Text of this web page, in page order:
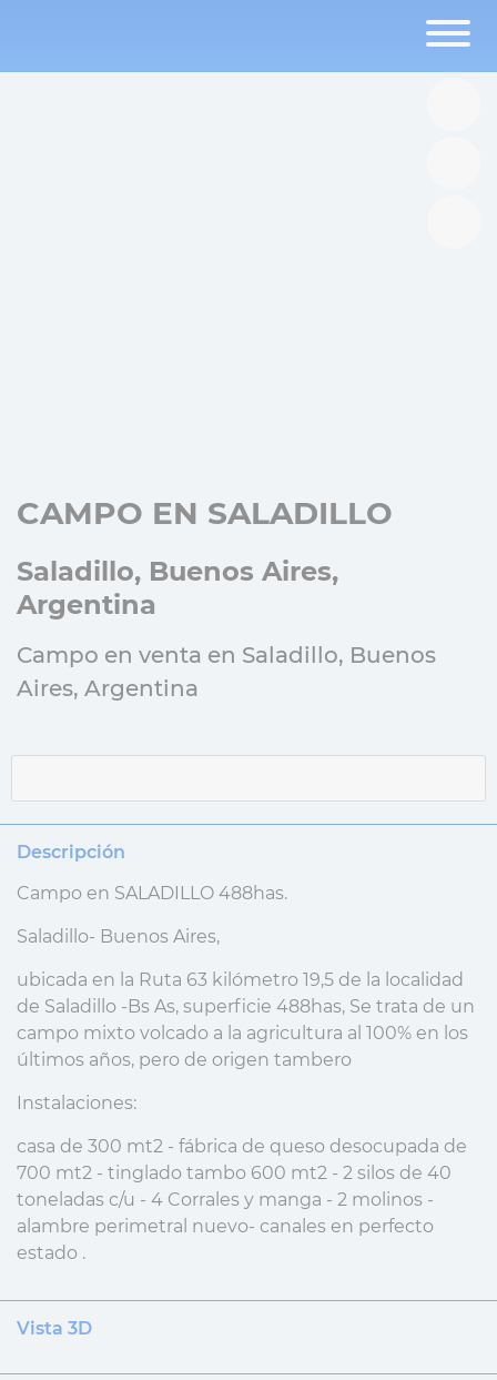
CAMPO EN SALADILLO
Saladillo, Buenos Aires,
Argentina
Campo en venta en Saladillo, Buenos
Aires, Argentina
Descripción
Campo en SALADILLO 488has.
Saladillo- Buenos Aires,
ubicada en la Ruta 63 kilómetro 19,5 de la localidad
de Saladillo -Bs As, superficie 488has, Se trata de un
campo mixto volcado a la agricultura al 100% en los
últimos años, pero de origen tambero
Instalaciones:
casa de 300 mt2 - fábrica de queso desocupada de
700 mt2 - tinglado tambo 600 mt2 - 2 silos de 40
toneladas c/u - 4 Corrales y manga - 2 molinos -
alambre perimetral nuevo- canales en perfecto
estado .
Vista 3D